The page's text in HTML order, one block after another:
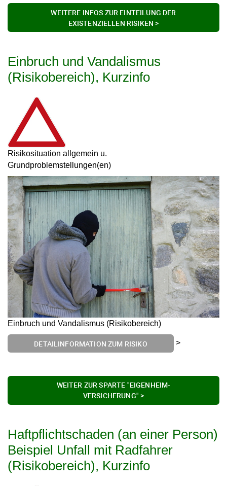
WEITERE INFOS ZUR EINTEILUNG DER
EXISTENZIELLEN RISIKEN >
Einbruch und Vandalismus
(Risikobereich), Kurzinfo
Risikosituation allgemein u.
Grundproblemstellungen(en)
Einbruch und Vandalismus (Risikobereich)
DETAILINFORMATION ZUM RISIKO >
WEITER ZUR SPARTE "EIGENHEIM-
VERSICHERUNG" >
Haftpflichtschaden (an einer Person)
Beispiel Unfall mit Radfahrer
(Risikobereich), Kurzinfo